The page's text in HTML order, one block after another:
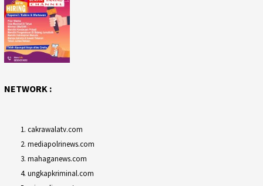
NETWORK :
cakrawalatv.com
mediapolrinews.com
mahaganews.com
ungkapkriminal.com